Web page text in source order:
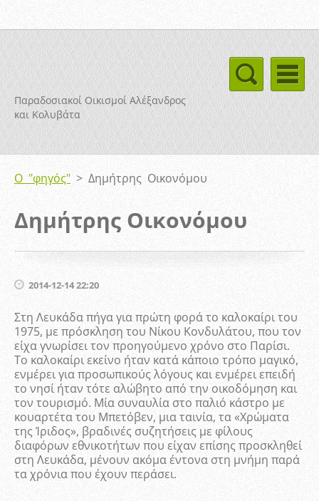
Παραδοσιακοί Οικισμοί Αλέξανδρος
και Κολυβάτα
Ο "φηγός" > Δημήτρης Οικονόμου
Δημήτρης Οικονόμου
2014-12-14 22:20
Στη Λευκάδα πήγα για πρώτη φορά το καλοκαίρι του
1975, με πρόσκληση του Νίκου Κονδυλάτου, που τον
είχα γνωρίσει τον προηγούμενο χρόνο στο Παρίσι.
Το καλοκαίρι εκείνο ήταν κατά κάποιο τρόπο μαγικό,
ενμέρει για προσωπικούς λόγους και ενμέρει επειδή
το νησί ήταν τότε αλώβητο από την οικοδόμηση και
τον τουρισμό. Μία συναυλία στο παλιό κάστρο με
κουαρτέτα του Μπετόβεν, μια ταινία, τα «Χρώματα
της Ίριδος», βραδινές συζητήσεις με φίλους
διαφόρων εθνικοτήτων που είχαν επίσης προσκληθεί
στη Λευκάδα, μένουν ακόμα έντονα στη μνήμη παρά
τα χρόνια που έχουν περάσει.